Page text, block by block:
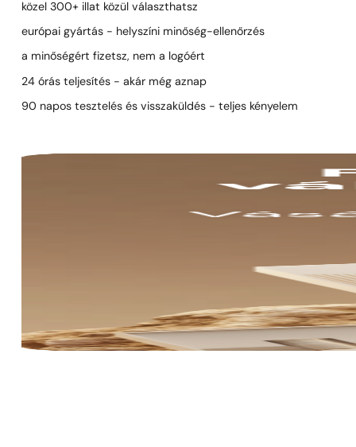
közel 300+ illat közül választhatsz
európai gyártás - helyszíni minőség-ellenőrzés
a minőségért fizetsz, nem a logóért
24 órás teljesítés - akár még aznap
90 napos tesztelés és visszaküldés - teljes kényelem